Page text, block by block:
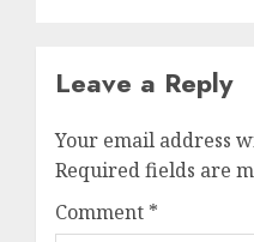
Leave a Reply
Your email address
Required fields are
Comment *